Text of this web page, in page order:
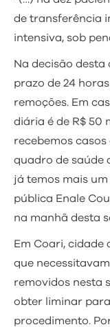
de transferência
intensiva, sob
Na decisão
prazo de 24
remoções. Em
diária é de R$ 50
recebemos
quadro de saúde
já temos mais
pública Enale
na manhã desta
Em Coari, cidade
que
removidos nesta
obter liminar
procedimento.